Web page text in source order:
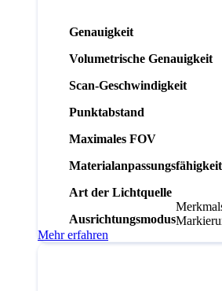
Genauigkeit
Volumetrische Genauigkeit
Scan-Geschwindigkeit
Punktabstand
Maximales FOV
Materialanpassungsfähigkeit
Art der Lichtquelle
Ausrichtungsmodus
Mehr erfahren